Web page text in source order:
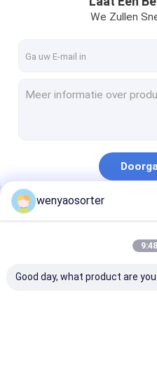
De sorteerder van de
De sorteerder van de
plastic
Multifunctionele
De Sorteerder van de
We Zullen
Onze Categorieën
wenyaosorter
Good day, what product are